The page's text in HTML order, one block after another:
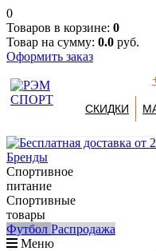
0
Товаров в корзине: 0
Товар на сумму: 0.0 руб.
Оформить заказ
СКИДКИ
Бренды
Спортивное
питание
Спортивные
товары
Футбол Распродажа
Меню